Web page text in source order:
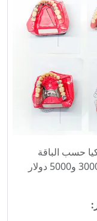
حسب الباقة
المختارة، ولكنه يتراوح في المتوسط ​​بين 3000 و5000 دولار